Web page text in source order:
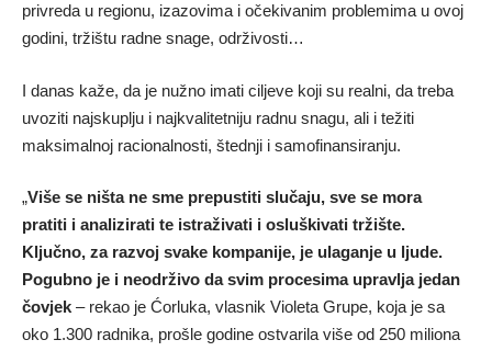
privreda u regionu, izazovima i očekivanim problemima u ovoj
godini, tržištu radne snage, održivosti…
I danas kaže, da je nužno imati ciljeve koji su realni, da treba
uvoziti najskuplju i najkvalitetniju radnu snagu, ali i težiti
maksimalnoj racionalnosti, štednji i samofinansiranju.
„Više se ništa ne sme prepustiti slučaju, sve se mora
pratiti i analizirati te istraživati i osluškivati tržište.
Ključno, za razvoj svake kompanije, je ulaganje u ljude.
Pogubno je i neodrživo da svim procesima upravlja jedan
čovjek – rekao je Ćorluka, vlasnik Violeta Grupe, koja je sa
oko 1.300 radnika, prošle godine ostvarila više od 250 miliona